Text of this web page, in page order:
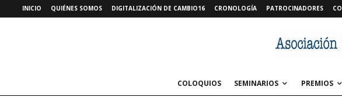
INICIO QUIÉNES SOMOS DIGITALIZACIÓN DE CAMBIO16 CRONOLOGÍA PATROCINADORES
COLOQUIOS SEMINARIOS PREMIOS